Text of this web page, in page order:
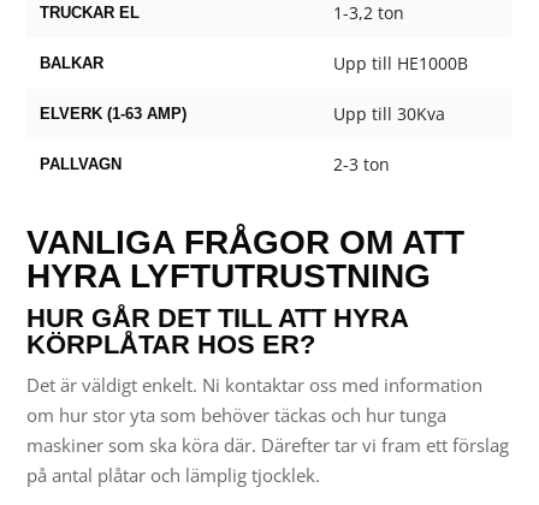
TRUCKAR EL 1-3,2 ton
BALKAR Upp till HE1000B
ELVERK (1-63 AMP) Upp till 30Kva
PALLVAGN 2-3 ton
VANLIGA FRÅGOR OM ATT
HYRA LYFTUTRUSTNING
HUR GÅR DET TILL ATT HYRA
KÖRPLÅTAR HOS ER?
Det är väldigt enkelt. Ni kontaktar oss med information
om hur stor yta som behöver täckas och hur tunga
maskiner som ska köra där. Därefter tar vi fram ett förslag
på antal plåtar och lämplig tjocklek.